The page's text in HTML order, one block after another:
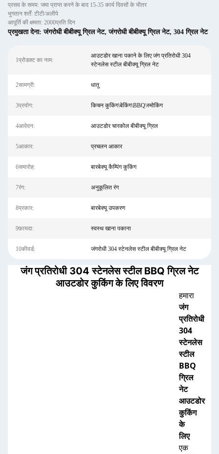
प्रसव के समय: जमा प्राप्त करने के बाद 15-35 कार्य दिवसों के भीतर
भुगतान शर्तें: टीटी/अलीपे
आपूर्ति की क्षमता: 2000प्रति दिन
प्रमुखता देना:जंगरोधी बीबीक्यू ग्रिल नेट,जंगरोधी बीबीक्यू ग्रिल नेट, 304 ग्रिल नेट
1प्रोडक्ट का नाम:
आउटडोर खाना पकाने के लिए जंग प्रतिरोधी 304
स्टेनलेस स्टील बीबीक्यू ग्रिल नेट
2सामग्री: धातु
3प्रयोग: किचन कुकिंग\बेकिंग\BBQ\स्मोकिंग
4आवेदन: आउटडोर चारकोल बीबीक्यू ग्रिल
5आकार: प्रचलन आकार
6समारोह: बारबेक्यू कैम्पिंग कुकिंग
7रंग: अनुकूलित रंग
8प्रकार: बारबेक्यू उपकरण
9फ़ायदा: स्वस्थ खाना पकाना
10कीवर्ड: जंगरोधी 304 स्टेनलेस स्टील बीबीक्यू ग्रिल नेट
जंग प्रतिरोधी 304 स्टेनलेस स्टील BBQ ग्रिल नेट
आउटडोर कुकिंग के लिए विवरण
हमारा
जंग
प्रतिरोधी
304
स्टेनलेस
स्टील
BBQ
ग्रिल
नेट
आउटडोर
कुकिंग
के
लिए
एक